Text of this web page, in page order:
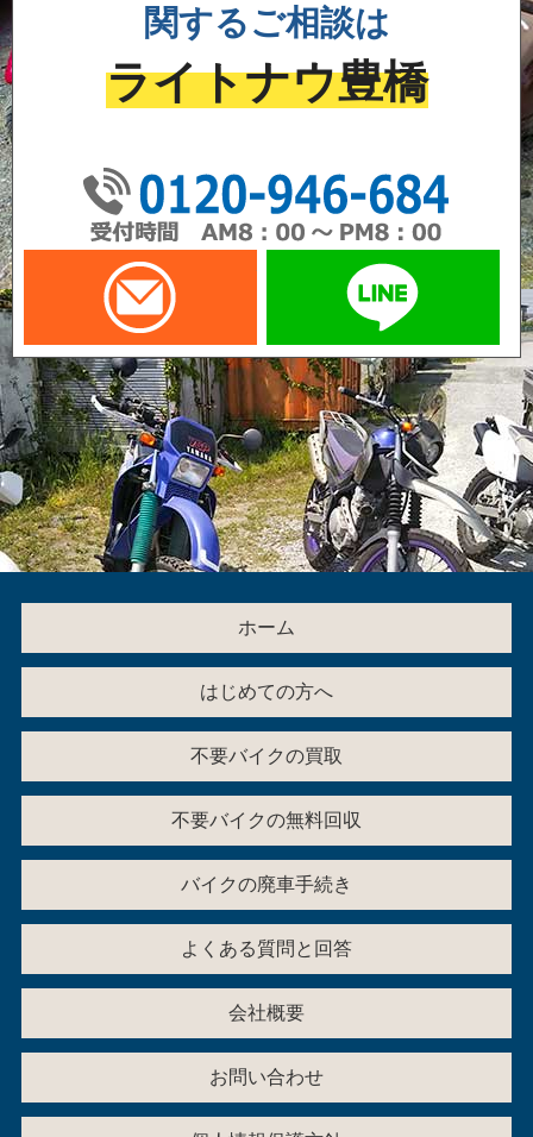
関するご相談は
ライトナウ豊橋
メールでお問い合わせ
ホーム
はじめての方へ
不要バイクの買取
不要バイクの無料回収
バイクの廃車手続き
よくある質問と回答
会社概要
お問い合わせ